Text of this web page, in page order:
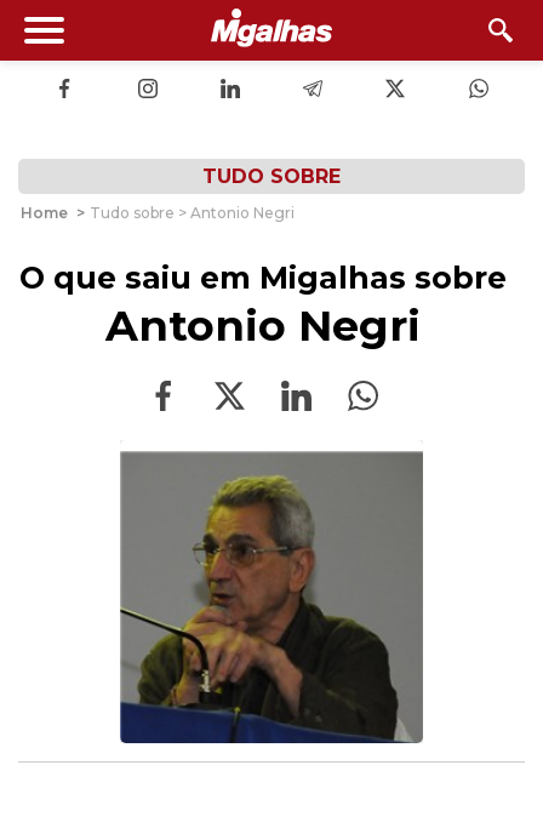
TUDO SOBRE
Home > Tudo sobre > Antonio Negri
O que saiu em Migalhas sobre
Antonio Negri